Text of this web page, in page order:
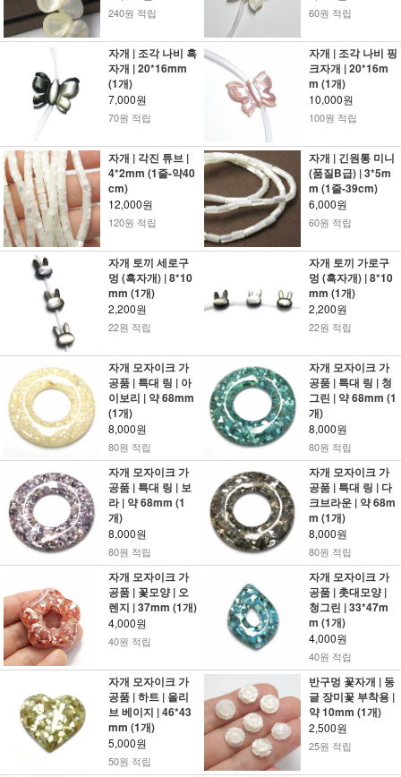
240원 적립 60원 적립
자개 | 조각 나비 흑
자개 | 20*16mm
(1개)
7,000원
70원 적립
자개 | 조각 나비 핑
크자개 | 20*16m
m (1개)
10,000원
100원 적립
자개 | 각진 튜브 |
4*2mm (1줄-약40
cm)
12,000원
120원 적립
자개 | 긴원통 미니
(품질B급) | 3*5m
m (1줄-39cm)
6,000원
60원 적립
자개 토끼 세로구
멍 (흑자개) | 8*10
mm (1개)
2,200원
22원 적립
자개 토끼 가로구
멍 (흑자개) | 8*10
mm (1개)
2,200원
22원 적립
자개 모자이크 가
공품 | 특대 링 | 아
이보리 | 약 68mm
(1개)
8,000원
80원 적립
자개 모자이크 가
공품 | 특대 링 | 청
그린 | 약 68mm (1
개)
8,000원
80원 적립
자개 모자이크 가
공품 | 특대 링 | 보
라 | 약 68mm (1
개)
8,000원
80원 적립
자개 모자이크 가
공품 | 특대 링 | 다
크브라운 | 약 68m
m (1개)
8,000원
80원 적립
자개 모자이크 가
공품 | 꽃모양 | 오
렌지 | 37mm (1개)
4,000원
40원 적립
자개 모자이크 가
공품 | 촛대모양 |
청그린 | 33*47m
m (1개)
4,000원
40원 적립
자개 모자이크 가
공품 | 하트 | 올리
브 베이지 | 46*43
mm (1개)
5,000원
50원 적립
반구멍 꽃자개 | 동
글 장미꽃 부착용 |
약 10mm (1개)
2,500원
25원 적립